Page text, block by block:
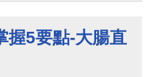
握5要點-大腸直